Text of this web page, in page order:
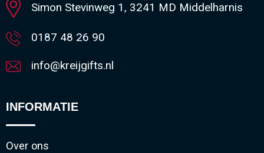
Simon Stevinweg 1, 3241 MD Middelharnis
0187 48 26 90
info@kreijgifts.nl
INFORMATIE
Over ons